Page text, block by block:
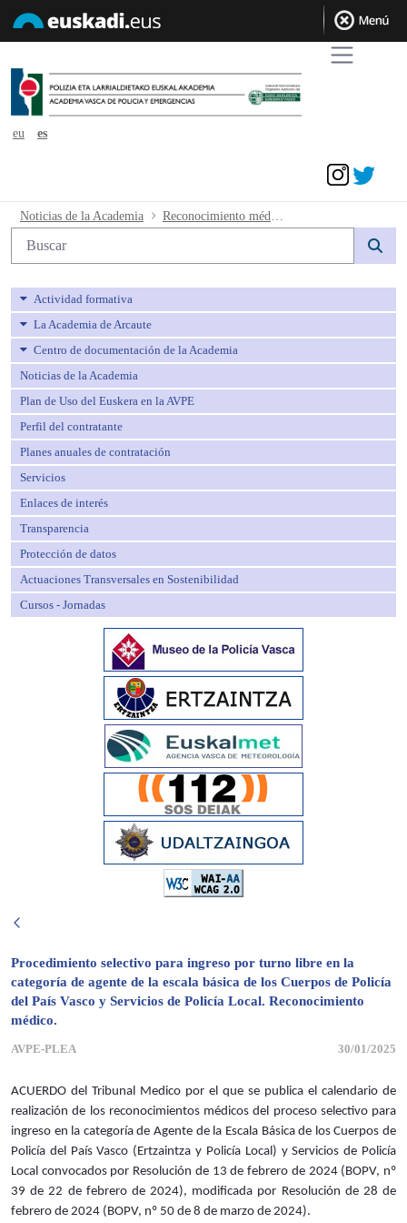
eu
es
Reconocimiento médico. - avpe
Noticias de la Academia
Búsqueda web
Actividad formativa
La Academia de Arcaute
Centro de documentación de la Academia
Noticias de la Academia
Plan de Uso del Euskera en la AVPE
Perfil del contratante
Planes anuales de contratación
Servicios
Enlaces de interés
Transparencia
Protección de datos
Actuaciones Transversales en Sostenibilidad
Cursos - Jornadas
Procedimiento selectivo para ingreso por turno libre en la
categoría de agente de la escala básica de los Cuerpos de Policía
del País Vasco y Servicios de Policía Local. Reconocimiento
médico.
AVPE-PLEA 30/01/2025
ACUERDO del Tribunal Medico por el que se publica el calendario de
realización de los reconocimientos médicos del proceso selectivo para
ingreso en la categoría de Agente de la Escala Básica de los Cuerpos de
Policía del País Vasco (Ertzaintza y Policía Local) y Servicios de Policía
Local convocados por Resolución de 13 de febrero de 2024 (BOPV, nº
39 de 22 de febrero de 2024), modificada por Resolución de 28 de
febrero de 2024 (BOPV, nº 50 de 8 de marzo de 2024).